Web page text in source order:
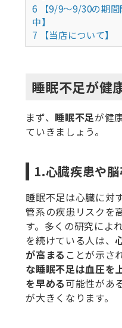
6 【9/9～9/30の期
中】
7 【当店について】
睡眠不足が健
まず、 睡眠不足が健
ていきましょう。
1.心臓疾患や
睡眠不足は心臓に対
管系の疾患リスクを
す。多くの研究によ
を続けている人は、
が高まる ことが示さ
な睡眠不足は血圧を
を早める可能性があ
が大きくなります。